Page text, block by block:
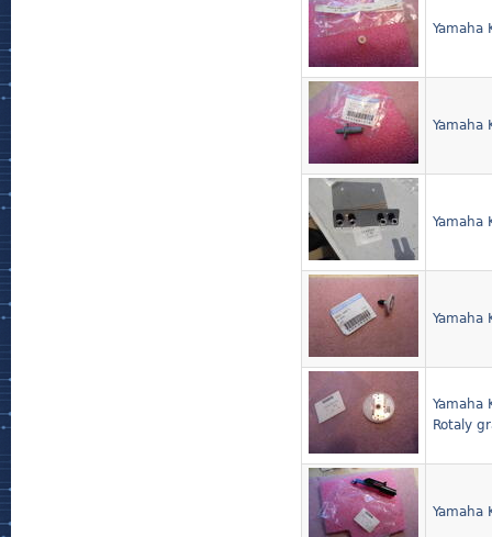
Yamaha
Yamaha
Yamaha
Yamaha
Yamaha
Rotaly
Yamaha